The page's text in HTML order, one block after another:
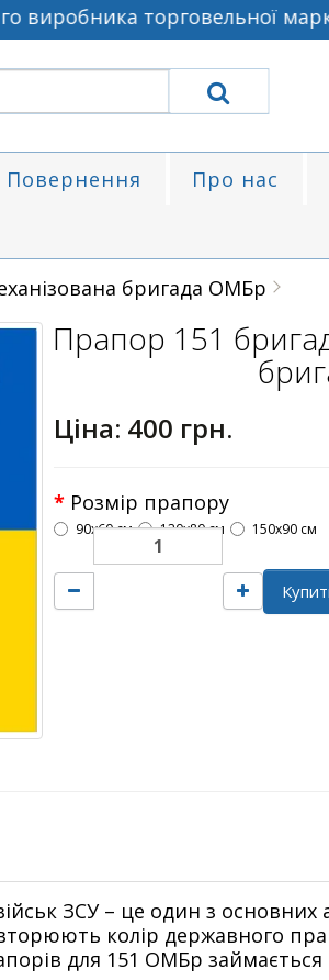
виробника торговельної
Повернення Про нас
бригада ОМБр
Прапор 151
Ціна: 400 грн.
Розмір прапору
90х60 см 120х80 см 150х90 см
ЗСУ – це один з основних
колір державного
для 151 ОМБр